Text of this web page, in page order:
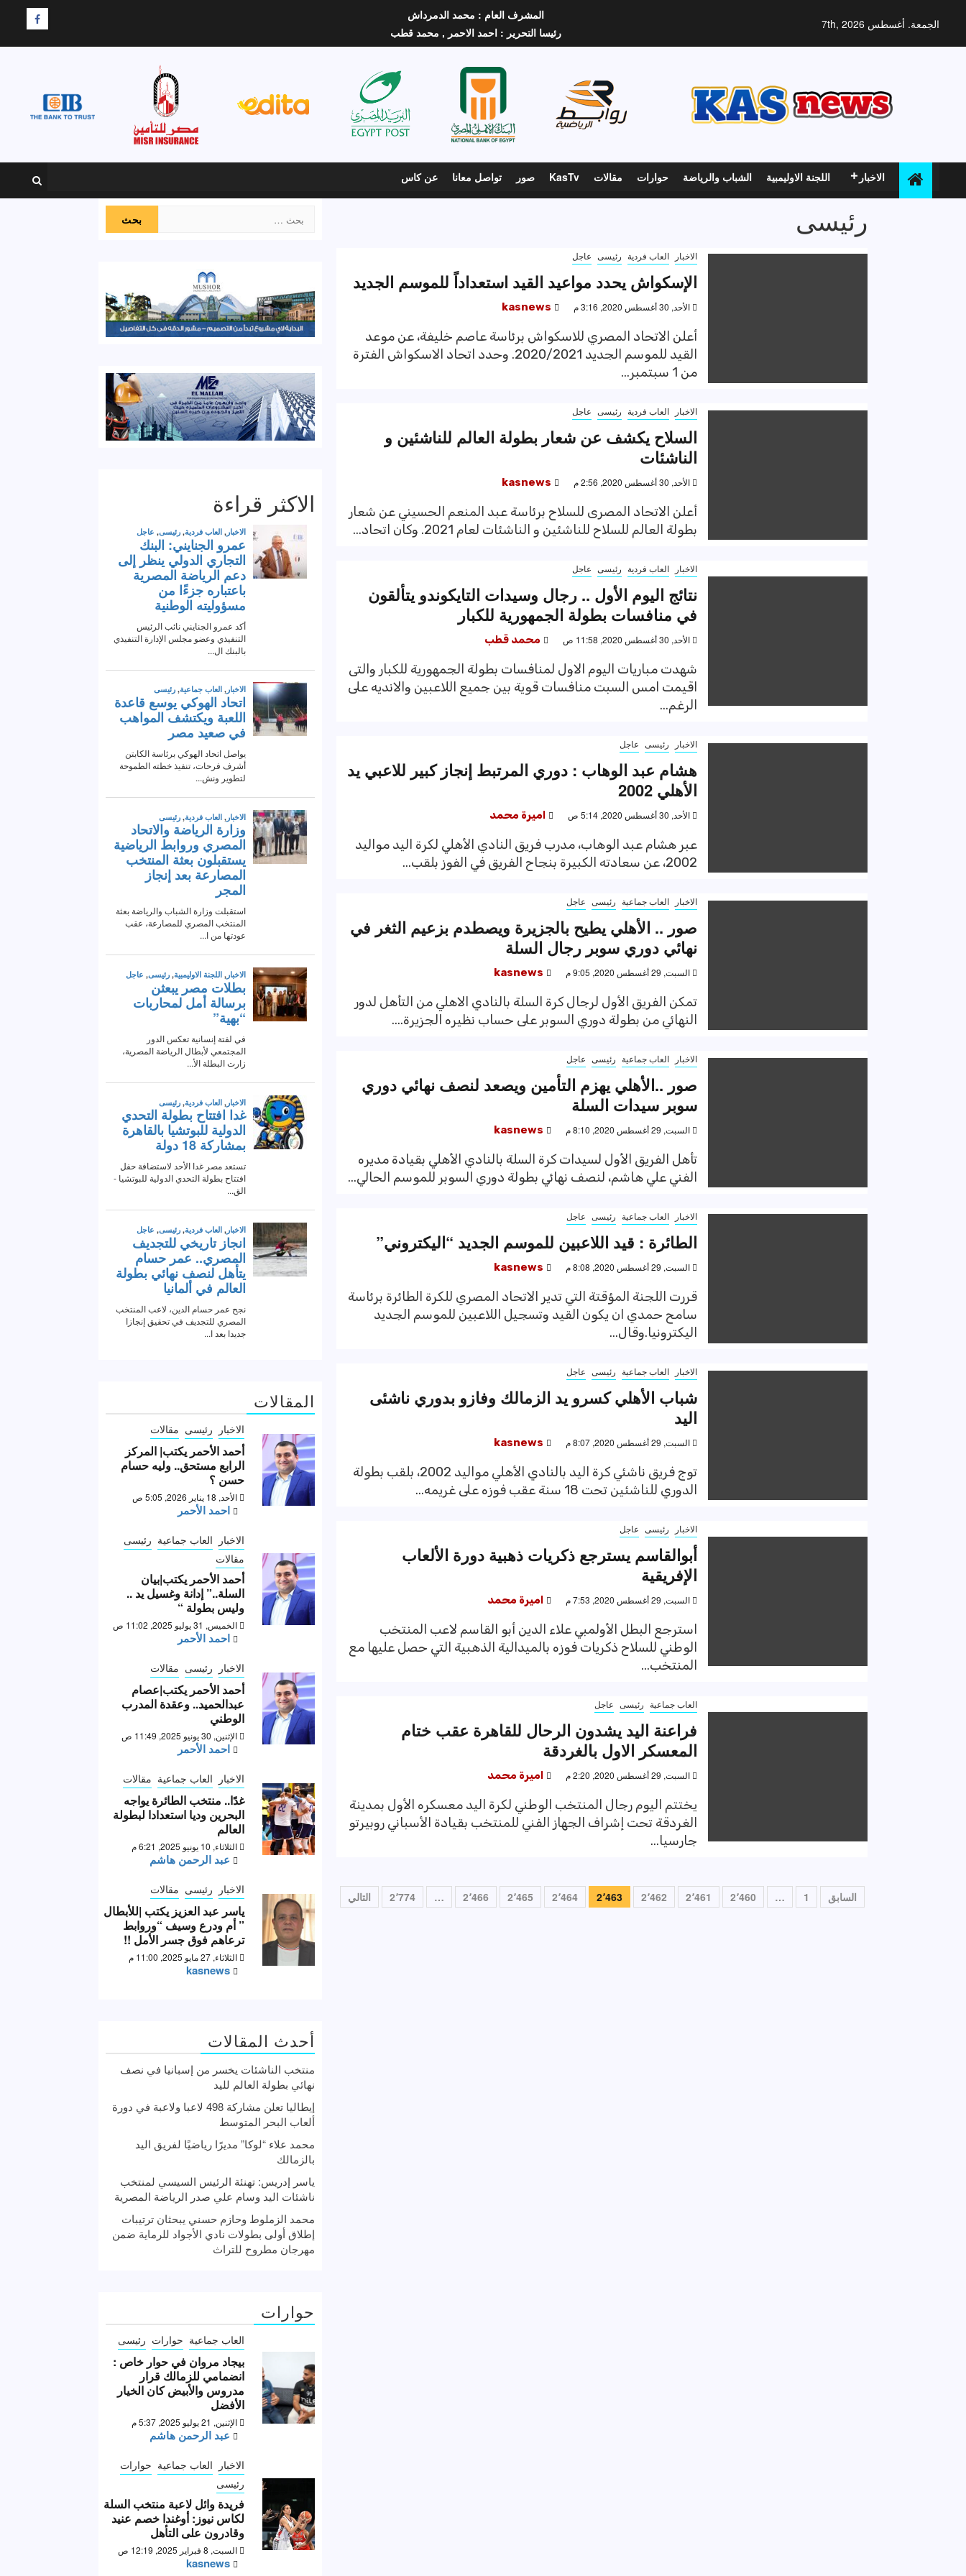
الجمعة. أغسطس 7th, 2026
المشرف العام : محمد الدمرداش
رئيسا التحرير : احمد الاحمر , محمد قطب
F
الاخبار اللجنة الاوليمبية الشباب والرياضة حوارات مقالات KasTv صور تواصل معانا عن كاس
رئيسى
الاخبار العاب فردية رئيسى عاجل
الإسكواش يحدد مواعيد القيد استعداداً للموسم الجديد
الأحد, 30 أغسطس 2020, 3:16 م kasnews
أعلن الاتحاد المصري للاسكواش برئاسة عاصم خليفة، عن موعد
القيد للموسم الجديد 2020/2021. وحدد اتحاد الاسكواش الفترة
من 1 سبتمبر...
الاخبار العاب فردية رئيسى عاجل
السلاح يكشف عن شعار بطولة العالم للناشئين و
الناشئات
الأحد, 30 أغسطس 2020, 2:56 م kasnews
أعلن الاتحاد المصرى للسلاح برئاسة عبد المنعم الحسيني عن شعار
بطولة العالم للسلاح للناشئين و الناشئات لعام 2021. وكان اتحاد...
الاخبار العاب فردية رئيسى عاجل
نتائج اليوم الأول .. رجال وسيدات التايكوندو يتألقون
في منافسات بطولة الجمهورية للكبار
الأحد, 30 أغسطس 2020, 11:58 ص محمد قطب
شهدت مباريات اليوم الاول لمنافسات بطولة الجمهورية للكبار والتى
اقيمت امس السبت منافسات قوية بين جميع اللاعبين والانديه على
الرغم...
الاخبار رئيسى عاجل
هشام عبد الوهاب : دوري المرتبط إنجاز كبير للاعبي يد
الأهلي 2002
الأحد, 30 أغسطس 2020, 5:14 ص اميرة محمد
عبر هشام عبد الوهاب، مدرب فريق النادي الأهلي لكرة اليد مواليد
2002، عن سعادته الكبيرة بنجاح الفريق في الفوز بلقب...
الاخبار العاب جماعية رئيسى عاجل
صور .. الأهلي يطيح بالجزيرة ويصطدم بزعيم الثغر في
نهائي دوري سوبر رجال السلة
السبت, 29 أغسطس 2020, 9:05 م kasnews
تمكن الفريق الأول لرجال كرة السلة بالنادي الاهلي من التأهل لدور
النهائي من بطولة دوري السوبر على حساب نظيره الجزيرة....
الاخبار العاب جماعية رئيسى عاجل
صور ..الأهلي يهزم التأمين ويصعد لنصف نهائي دوري
سوبر سيدات السلة
السبت, 29 أغسطس 2020, 8:10 م kasnews
تأهل الفريق الأول لسيدات كرة السلة بالنادي الأهلي بقيادة مديره
الفني علي هاشم، لنصف نهائي بطولة دوري السوبر للموسم الحالي...
الاخبار العاب جماعية رئيسى عاجل
الطائرة : قيد اللاعبين للموسم الجديد “اليكتروني”
السبت, 29 أغسطس 2020, 8:08 م kasnews
قررت اللجنة المؤقتة التي تدير الاتحاد المصري للكرة الطائرة برئاسة
سامح حمدي ان يكون القيد وتسجيل اللاعبين للموسم الجديد
اليكترونيا.وقال...
الاخبار العاب جماعية رئيسى عاجل
شباب الأهلي كسرو يد الزمالك وفازو بدوري ناشئى
اليد
السبت, 29 أغسطس 2020, 8:07 م kasnews
توج فريق ناشئي كرة اليد بالنادي الأهلي مواليد 2002، بلقب بطولة
الدوري للناشئين تحت 18 سنة عقب فوزه على غريمه...
الاخبار رئيسى عاجل
أبوالقاسم يسترجع ذكريات ذهبية دورة الألعاب
الإفريقية
السبت, 29 أغسطس 2020, 7:53 م اميرة محمد
استرجع البطل الأولمبي علاء الدين أبو القاسم لاعب المنتخب
الوطني للسلاح ذكريات فوزه بالميدالية الذهبية التي حصل عليها مع
المنتخب...
العاب جماعية رئيسى عاجل
فراعنة اليد يشدون الرحال للقاهرة عقب ختام
المعسكر الاول بالغردقة
السبت, 29 أغسطس 2020, 2:20 م اميرة محمد
يختتم اليوم رجال المنتخب الوطني لكرة اليد معسكره الأول بمدينة
الغردقة تحت إشراف الجهاز الفني للمنتخب بقيادة الأسباني روبيرتو
جارسيا...
تعدد
السابق 1
… 2٬460 2٬461 2٬462 2٬463 2٬464 2٬465 2٬466 … 2٬774 التالي
عن:
الاكثر قراءة
المقالات
الاخبار رئيسى مقالات
أحمد الأحمر يكتب| المركز
الرابع مستحق.. وليه حسام
حسن ؟
الأحد, 18 يناير 2026, 5:05 ص
احمد الأحمر
الاخبار العاب جماعية رئيسى
مقالات
أحمد الأحمر يكتب|بيان
السلة..” إدانة وغسيل يد ..
وليس بطولة “
الخميس, 31 يوليو 2025, 11:02 ص
احمد الأحمر
الاخبار رئيسى مقالات
أحمد الأحمر يكتب|عصام
عبدالحميد.. وعقدة المدرب
الوطني
الإثنين, 30 يونيو 2025, 11:49 ص
احمد الأحمر
الاخبار العاب جماعية مقالات
غدًا.. منتخب الطائرة يواجه
البحرين وديا استعدادا لبطولة
العالم
الثلاثاء, 10 يونيو 2025, 6:21 م
عبد الرحمن هاشم
الاخبار رئيسى مقالات
ياسر عبد العزيز يكتب |للأبطال
” أم ودرع وسيف “وروابط
ترعاهم فوق جسر الأمل !!
الثلاثاء, 27 مايو 2025, 11:00 م
kasnews
أحدث المقالات
منتخب الناشئات يخسر من إسبانيا في نصف
نهائي بطولة العالم لليد
إيطاليا تعلن مشاركة 498 لاعبا ولاعبة في دورة
ألعاب البحر المتوسط
محمد علاء “لوكا” مديرًا رياضيًا لفريق اليد
بالزمالك
ياسر إدريس: تهنئة الرئيس السيسي لمنتخب
ناشئات اليد وسام علي صدر الرياضة المصرية
محمد الزملوط وحازم حسني يبحثان ترتيبات
إطلاق أولى بطولات نادي الأجواد للرماية ضمن
مهرجان مطروح للتراث
حوارات
العاب جماعية حوارات رئيسى
بيجاد مروان في حوار خاص :
انضمامي للزمالك قرار
مدروس والأبيض كان الخيار
الأفضل
الإثنين, 21 يوليو 2025, 5:37 م
عبد الرحمن هاشم
الاخبار العاب جماعية حوارات
رئيسى
فريدة وائل لاعبة منتخب السلة
لكاس نيوز: أوغندا خصم عنيد
وقادرون على التأهل
السبت, 8 فبراير 2025, 12:19 ص
kasnews